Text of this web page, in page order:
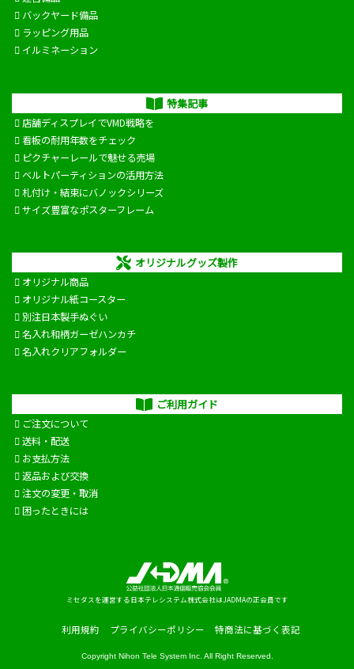
バックヤード備品
ラッピング用品
イルミネーション
特集記事
店舗ディスプレイでVMD戦略を
看板の耐用年数をチェック
ピクチャーレールで魅せる売場
ベルトパーティションの活用方法
札付け・結束にバノックシリーズ
サイズ豊富なポスターフレーム
オリジナルグッズ製作
オリジナル商品
オリジナル紙コースター
別注日本製手ぬぐい
名入れ和柄ガーゼハンカチ
名入れクリアフォルダー
ご利用ガイド
ご注文について
送料・配送
お支払方法
返品および交換
注文の変更・取消
困ったときには
ミセダスを運営する日本テレシステム株式会社はJADMAの正会員です
利用規約 プライバシーポリシー 特商法に基づく表記
Copyright Nihon Tele System Inc. All Right Reserved.